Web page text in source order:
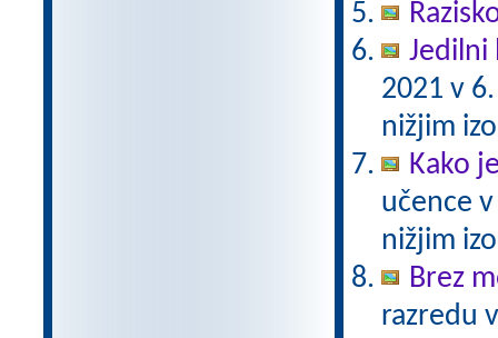
Jedilni
2021 v
nižjim
Kako
učence
nižjim
Brez
razredu